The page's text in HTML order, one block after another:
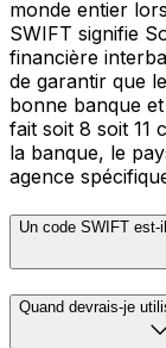
monde entier
SWIFT signifie
financière
de garantir que
bonne banque
fait soit 8 soit 11
la banque, le
agence
Un code SWIFT est-
Quand devrais-je